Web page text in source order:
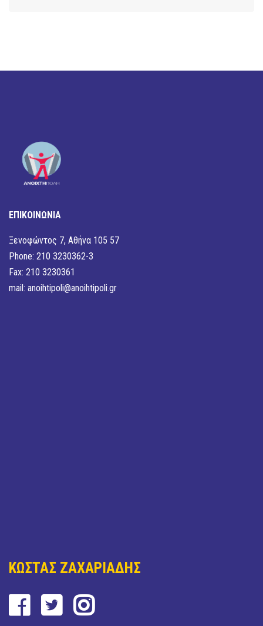
ΕΠΙΚΟΙΝΩΝΙΑ
Ξενοφώντος 7, Αθήνα 105 57
Phone: 210 3230362-3
Fax: 210 3230361
mail: anoihtipoli@anoihtipoli.gr
ΚΩΣΤΑΣ ΖΑΧΑΡΙΑΔΗΣ